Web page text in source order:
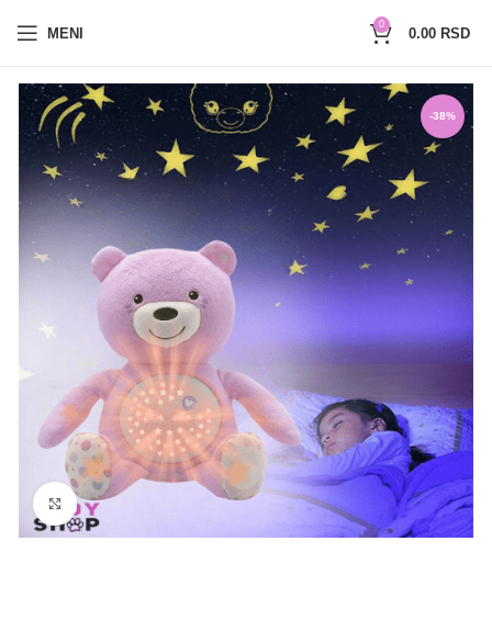
MENI
0
0.00 RSD
-38%
Klikni i uvećaj